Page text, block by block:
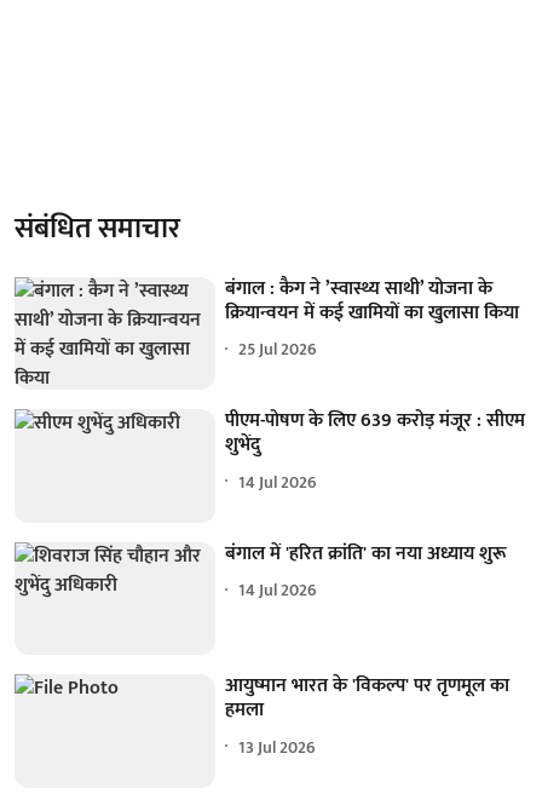
संबंधित समाचार
बंगाल : कैग ने ’स्वास्थ्य साथी’ योजना के
क्रियान्वयन में कई खामियों का खुलासा किया
25 Jul 2026
पीएम-पोषण के लिए 639 करोड़ मंजूर : सीएम
शुभेंदु
14 Jul 2026
बंगाल में 'हरित क्रांति' का नया अध्याय शुरू
14 Jul 2026
आयुष्मान भारत के 'विकल्प' पर तृणमूल का
हमला
13 Jul 2026